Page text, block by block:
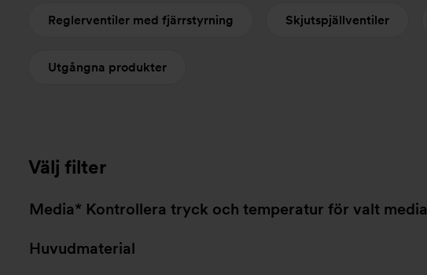
Reglerventiler med fjärrstyrning Skjutspjällventiler
Utgångna produkter
Välj filter
Media* Kontrollera tryck och temperatur för valt media
Huvudmaterial